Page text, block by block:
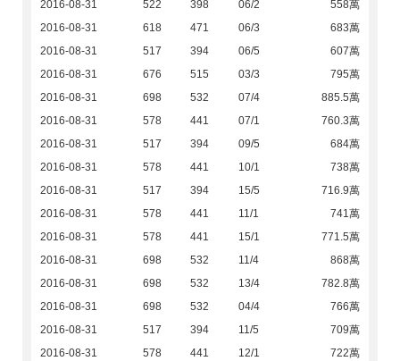
2016-08-31
522 398 06/2
558萬
2016-08-31
618 471 06/3
683萬
2016-08-31
517 394 06/5
607萬
2016-08-31
676 515 03/3
795萬
2016-08-31
698 532 07/4
885.5萬
2016-08-31
578 441 07/1
760.3萬
2016-08-31
517 394 09/5
684萬
2016-08-31
578 441 10/1
738萬
2016-08-31
517 394 15/5
716.9萬
2016-08-31
578 441 11/1
741萬
2016-08-31
578 441 15/1
771.5萬
2016-08-31
698 532 11/4
868萬
2016-08-31
698 532 13/4
782.8萬
2016-08-31
698 532 04/4
766萬
2016-08-31
517 394 11/5
709萬
2016-08-31
578 441 12/1
722萬